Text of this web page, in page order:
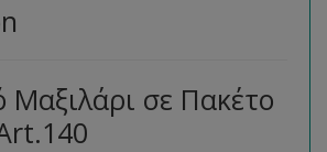
σε Πακέτο